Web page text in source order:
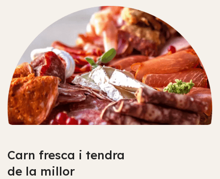
Aquí trobaràs els millors
embotits elaborats
artesanalment.
Pa i pastisseria de primera
qualitat
Accedir
Carn fresca i tendra
de la millor